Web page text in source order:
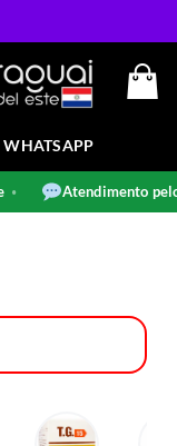
WHATSAPP
Atendimento pelo